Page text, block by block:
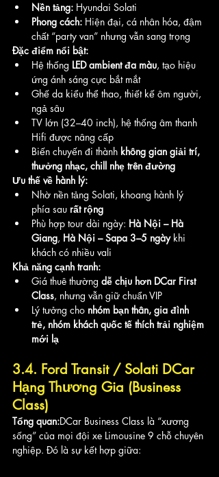
Nền tảng: Hyundai Solati
Phong cách: Hiện đại, cá nhân hóa, đậm
chất “party van” nhưng vẫn sang trọng
Đặc điểm nổi bật:
Hệ thống LED ambient đa màu, tạo hiệu
ứng ánh sáng cực bắt mắt
Ghế da kiểu thể thao, thiết kế ôm người,
ngả sâu
TV lớn (32–40 inch), hệ thống âm thanh
Hifi được nâng cấp
Biến chuyến đi thành không gian giải trí,
thưởng nhạc, chill nhẹ trên đường
Ưu thế về hành lý:
Nhờ nền tảng Solati, khoang hành lý
phía sau rất rộng
Phù hợp tour dài ngày: Hà Nội – Hà
Giang, Hà Nội – Sapa 3–5 ngày khi
khách có nhiều vali
Khả năng cạnh tranh:
Giá thuê thường dễ chịu hơn DCar First
Class, nhưng vẫn giữ chuẩn VIP
Lý tưởng cho nhóm bạn thân, gia đình
trẻ, nhóm khách quốc tế thích trải nghiệm
mới lạ
3.4. Ford Transit / Solati DCar
Hạng Thương Gia (Business
Class)
Tổng quan:DCar Business Class là “xương
sống” của mọi đội xe Limousine 9 chỗ chuyên
nghiệp. Đó là sự kết hợp giữa: